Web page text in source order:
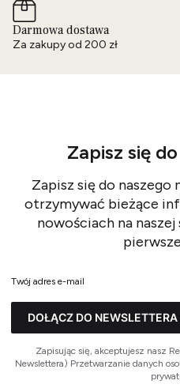
Darmowa dostawa
Za zakupy od 200 zł
Zapisz się
Zapisz się do naszego
otrzymywać bieżące
nowościach na
Twój adres e-mail
DOŁĄCZ DO NEWSLETTERA
Zapisując się, akceptujesz nasz
Newslettera) Przetwarzanie danych